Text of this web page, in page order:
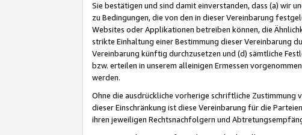
Sie bestätigen und sind damit einverstanden, dass (a) wir
zu Bedingungen, die von den in dieser Vereinbarung
Websites oder Applikationen betreiben können, die
strikte Einhaltung einer Bestimmung dieser Vereinbarung
Vereinbarung künftig durchzusetzen und (d) sämtliche
bzw. erteilen in unserem alleinigen Ermessen
werden.
Ohne die ausdrückliche vorherige schriftliche Zustimmung
dieser Einschränkung ist diese Vereinbarung für die
ihren jeweiligen Rechtsnachfolgern und